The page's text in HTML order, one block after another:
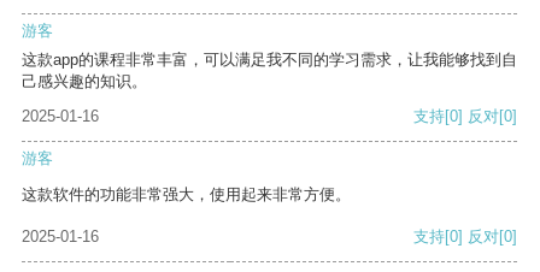
游客
这款app的课程非常丰富，可以满足我不同的学习需求，让我能够找到自
己感兴趣的知识。
2025-01-16
支持[0] 反对[0]
游客
这款软件的功能非常强大，使用起来非常方便。
2025-01-16 支持[0] 反对[0]